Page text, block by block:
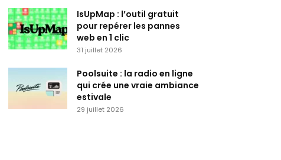
IsUpMap : l’outil gratuit
pour repérer les pannes
web en 1 clic
31 juillet 2026
Poolsuite : la radio en ligne
qui crée une vraie ambiance
estivale
29 juillet 2026